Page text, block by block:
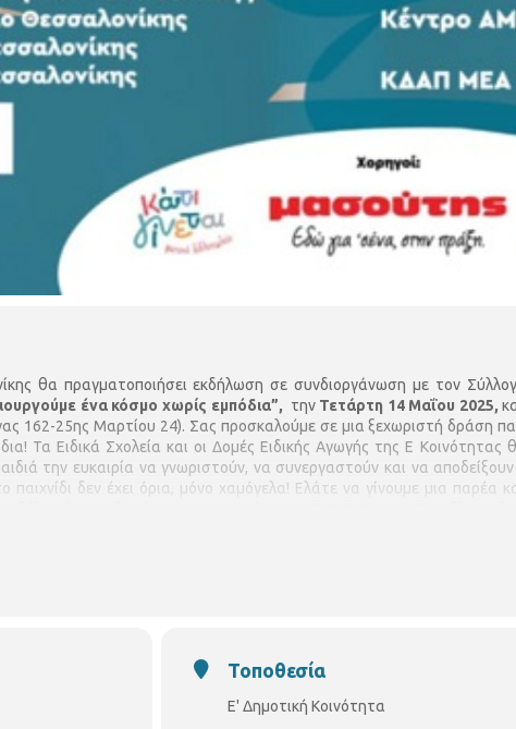
θα πραγματοποιήσει εκδήλωση σε συνδιοργάνωση με τον
ένα κόσμο χωρίς εμπόδια”, τηνΤετάρτη 14 Μαΐου 2025,
162-25ης Μαρτίου 24). Σας προσκαλούμε σε μια ξεχωριστή δράση
Τα Ειδικά Σχολεία και οι Δομές Ειδικής Αγωγής της Ε
την ευκαιρία να γνωριστούν, να συνεργαστούν και να αποδείξουν
δεν έχει όρια, μόνο χαμόγελα! Ελάτε να γίνουμε μια παρέα
Τοποθεσία
Ε' Δημοτική Κοινότητα